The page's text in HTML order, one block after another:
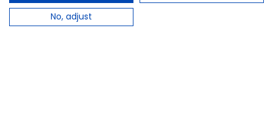
No, adjust